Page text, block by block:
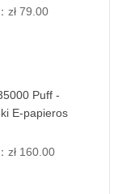
zł 79.00
Puff -
E-papieros
zł 160.00